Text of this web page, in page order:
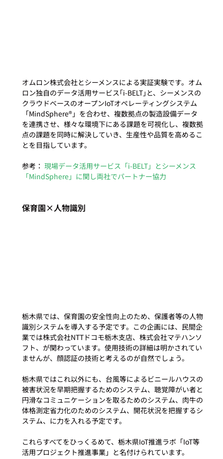
オムロン株式会社とシーメンスによる実証実験です。オム
ロン独自のデータ活用サービス｢i-BELT｣と、シーメンスの
クラウドベースのオープンIoTオペレーティングシステム
「MindSphere®」を合わせ、複数拠点の製造設備データ
を連携させ、様々な環境下にある課題を可視化し、複数拠
点の課題を同時に解決していき、生産性や品質を高めるこ
とを目指しています。
参考： 現場データ活用サービス「i-BELT」とシーメンス
「MindSphere」に関し両社でパートナー協力
保育園×人物識別
栃木県では、保育園の安全性向上のため、保護者等の人物
識別システムを導入する予定です。この企画には、民間企
業では株式会社NTTドコモ栃木支店、株式会社マテハンソ
フト、が関わっています。使用技術の詳細は明かされてい
ませんが、顔認証の技術と考えるのが自然でしょう。
栃木県ではこれ以外にも、台風等によるビニールハウスの
被害状況を早期把握するためのシステム、聴覚障がい者と
円滑なコミュニケーションを取るためのシステム、肉牛の
体格測定省力化のためのシステム、開花状況を把握するシ
ステム、に力を入れる予定です。
これらすべてをひっくるめて、栃木県IoT推進ラボ「IoT等
活用プロジェクト推進事業」と名付けられています。